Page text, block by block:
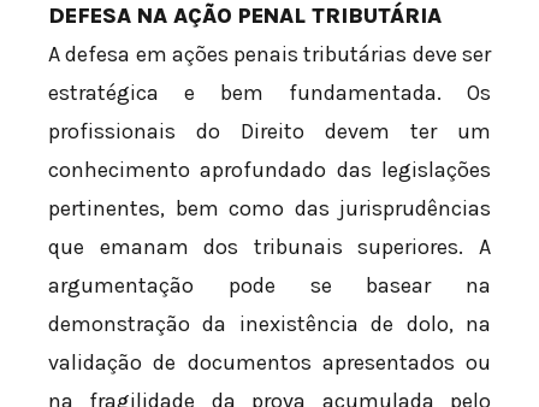
DEFESA NA AÇÃO PENAL TRIBUTÁRIA
A defesa em ações penais tributárias deve ser
estratégica e bem fundamentada. Os
profissionais do Direito devem ter um
conhecimento aprofundado das legislações
pertinentes, bem como das jurisprudências
que emanam dos tribunais superiores. A
argumentação pode se basear na
demonstração da inexistência de dolo, na
validação de documentos apresentados ou
na fragilidade da prova acumulada pelo